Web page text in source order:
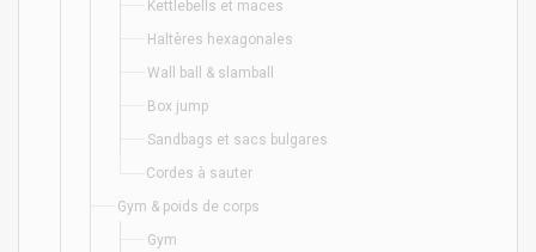
Kettlebells et maces
Haltères hexagonales
Wall ball & slamball
Box jump
Sandbags et sacs bulgares
Cordes à sauter
Gym & poids de corps
Gym